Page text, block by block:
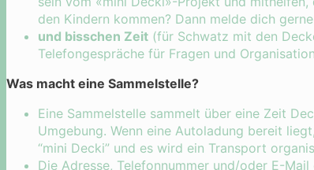
den Kindern kommen? Dann melde dich
und bisschen Zeit (für Schwatz mit den
Telefongespräche für Fragen und
Was macht eine Sammelstelle?
Eine Sammelstelle sammelt über eine Zeit
Umgebung. Wenn eine Autoladung bereit
“mini Decki” und es wird ein Transport
Die Adresse, Telefonnummer und/oder E-